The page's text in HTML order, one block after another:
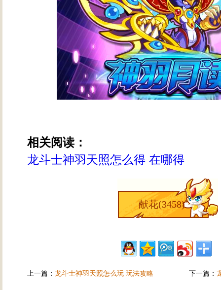
相关阅读：
龙斗士神羽天照怎么得 在哪得
献花(3458)
上一篇： 龙斗士神羽天照怎么玩 玩法攻略 下一篇：